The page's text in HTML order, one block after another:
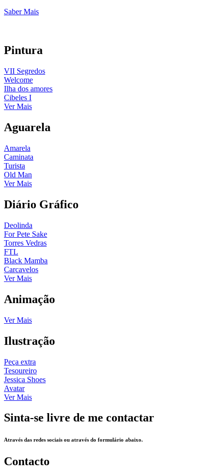
Saber Mais
Pintura
VII Segredos
Welcome
Ilha dos amores
Cibeles I
Ver Mais
Aguarela
Amarela
Caminata
Turista
Old Man
Ver Mais
Diário Gráfico
Deolinda
For Pete Sake
Torres Vedras
FTL
Black Mamba
Carcavelos
Ver Mais
Animação
Ver Mais
Ilustração
Peça extra
Tesoureiro
Jessica Shoes
Avatar
Ver Mais
Sinta-se livre de me contactar
Através das redes sociais ou através do formulário abaixo.
Contacto